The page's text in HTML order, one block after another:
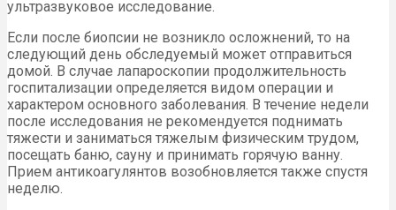
ультразвуковое исследование.
Если после биопсии не возникло осложнений, то на
следующий день обследуемый может отправиться
домой. В случае лапароскопии продолжительность
госпитализации определяется видом операции и
характером основного заболевания. В течение недели
после исследования не рекомендуется поднимать
тяжести и заниматься тяжелым физическим трудом,
посещать баню, сауну и принимать горячую ванну.
Прием антикоагулянтов возобновляется также спустя
неделю.